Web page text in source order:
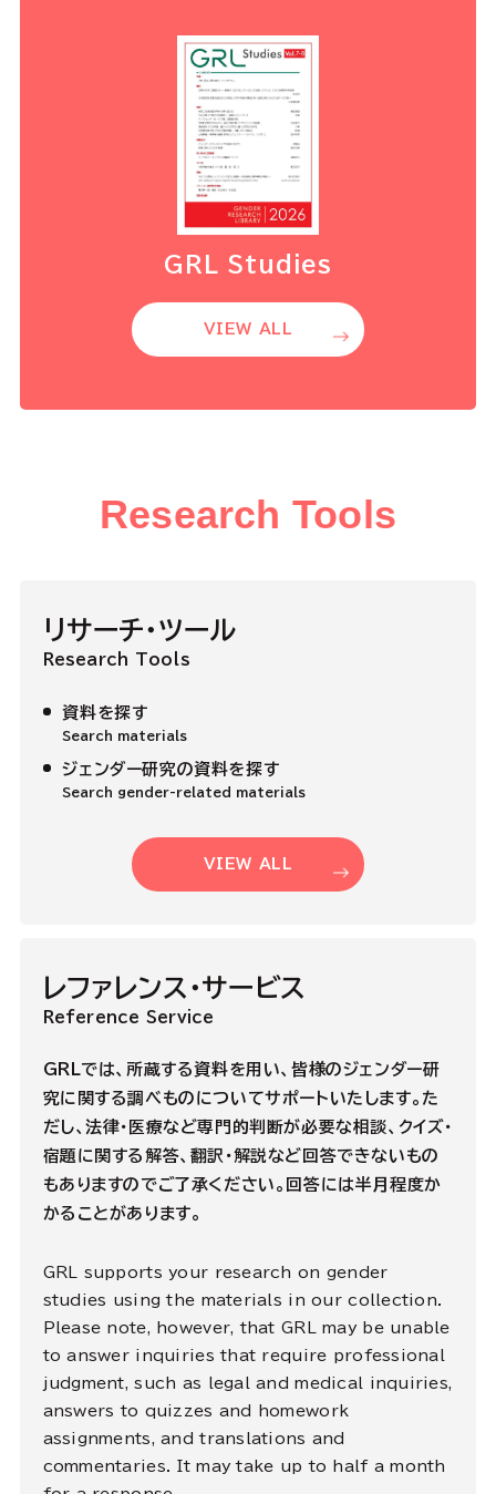
GRL Studies
VIEW ALL
Research Tools
リサーチ・ツール
Research Tools
資料を探す
Search materials
ジェンダー研究の資料を探す
Search gender-related materials
VIEW ALL
レファレンス・サービス
Reference Service
GRLでは、所蔵する資料を用い、皆様のジェンダー研
究に関する調べものについてサポートいたします。た
だし、法律・医療など専門的判断が必要な相談、クイズ・
宿題に関する解答、翻訳・解説など回答できないもの
もありますのでご了承ください。回答には半月程度か
かることがあります。
GRL supports your research on gender
studies using the materials in our collection.
Please note, however, that GRL may be unable
to answer inquiries that require professional
judgment, such as legal and medical inquiries,
answers to quizzes and homework
assignments, and translations and
commentaries. It may take up to half a month